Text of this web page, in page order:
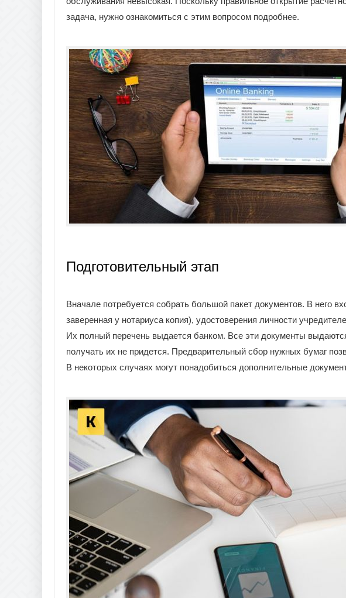
задача, нужно ознакомиться с этим вопросом подробнее.
Подготовительный этап
Вначале потребуется собрать большой пакет документов. В него
заверенная у нотариуса копия), удостоверения личности
Их полный перечень выдается банком. Все эти документы
получать их не придется. Предварительный сбор нужных бумаг
В некоторых случаях могут понадобиться дополнительные